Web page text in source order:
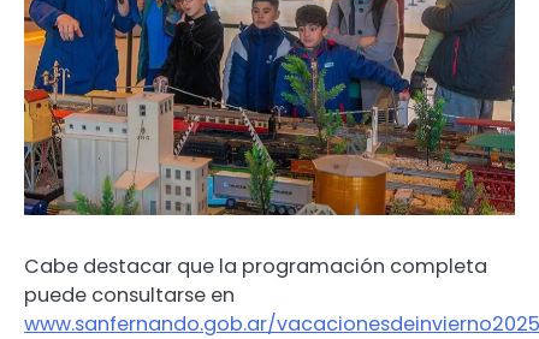
Cabe destacar que la programación completa
puede consultarse en
www.sanfernando.gob.ar/vacacionesdeinvierno2025